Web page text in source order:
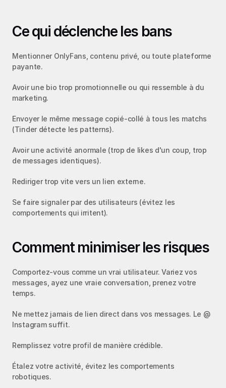
Ce qui déclenche les bans
Mentionner OnlyFans, contenu privé, ou toute plateforme
payante.
Avoir une bio trop promotionnelle ou qui ressemble à du
marketing.
Envoyer le même message copié-collé à tous les matchs
(Tinder détecte les patterns).
Avoir une activité anormale (trop de likes d'un coup, trop
de messages identiques).
Rediriger trop vite vers un lien externe.
Se faire signaler par des utilisateurs (évitez les
comportements qui irritent).
Comment minimiser les risques
Comportez-vous comme un vrai utilisateur. Variez vos
messages, ayez une vraie conversation, prenez votre
temps.
Ne mettez jamais de lien direct dans vos messages. Le @
Instagram suffit.
Remplissez votre profil de manière crédible.
Étalez votre activité, évitez les comportements
robotiques.